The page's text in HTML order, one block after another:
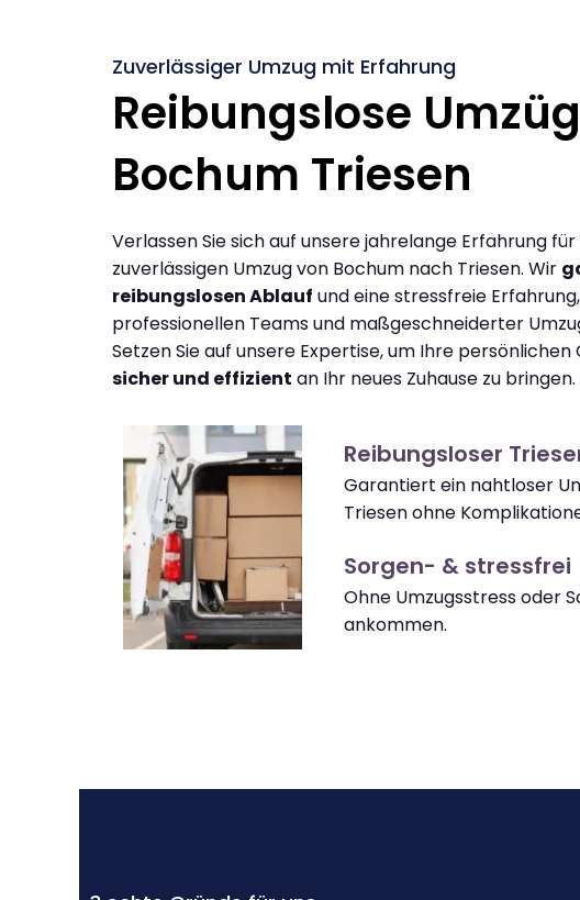
Zuverlässiger Umzug mit Erfahrung
Reibungslose
Bochum Triesen
Verlassen Sie sich auf unsere jahrelange Erfahrung
zuverlässigen Umzug von Bochum nach Triesen. Wir
reibungslosen Ablauf und eine stressfreie
professionellen Teams und maßgeschneiderter
Setzen Sie auf unsere Expertise, um Ihre
sicher und effizient an Ihr neues Zuhause zu bringen.
Reibungsloser
Garantiert ein nahtloser
Triesen ohne
Sorgen- & stressfrei
Ohne Umzugsstress oder
ankommen.